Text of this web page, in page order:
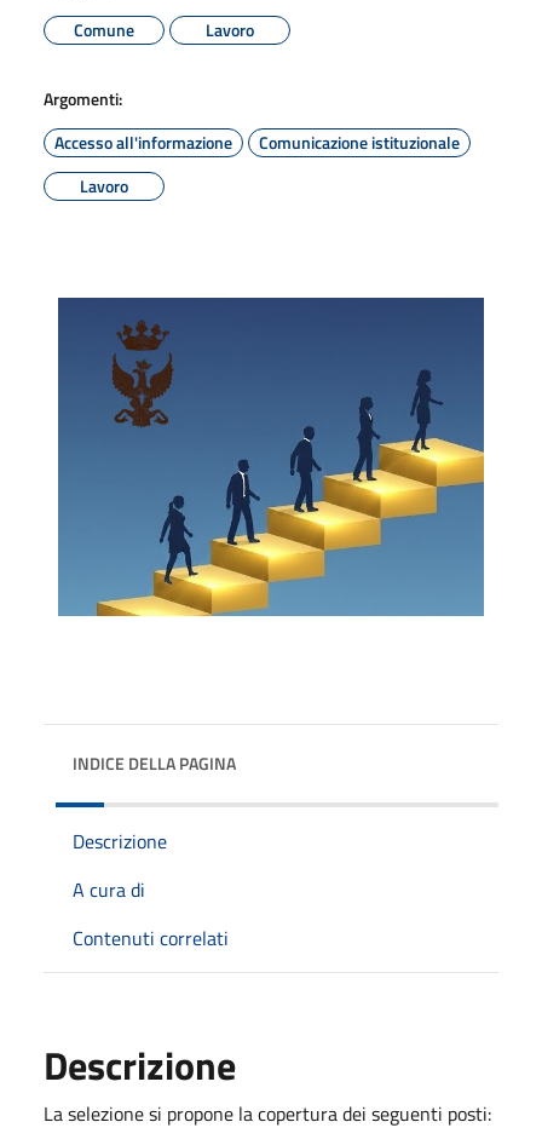
Comune
Lavoro
Argomenti:
Accesso all'informazione
Comunicazione istituzionale
Lavoro
INDICE DELLA PAGINA
Descrizione
A cura di
Contenuti correlati
Descrizione
La selezione si propone la copertura dei seguenti posti: